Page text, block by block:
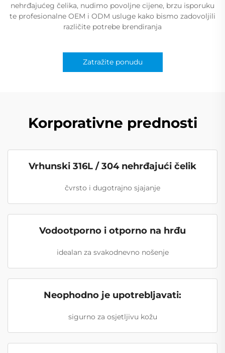
nehrđajućeg čelika, nudimo povoljne cijene, brzu isporuku
te profesionalne OEM i ODM usluge kako bismo zadovoljili
različite potrebe brendiranja
Zatražite ponudu
Korporativne prednosti
Vrhunski 316L / 304 nehrđajući čelik
čvrsto i dugotrajno sjajanje
Vodootporno i otporno na hrđu
idealan za svakodnevno nošenje
Neophodno je upotrebljavati:
sigurno za osjetljivu kožu